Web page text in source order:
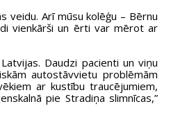
veidu. Arī mūsu kolēģu – Bērnu
vienkārši un ērti var mērot ar
Daudzi pacienti un viņu
autostāvvietu problēmām
ar kustību traucējumiem,
pie Stradiņa slimnīcas,”